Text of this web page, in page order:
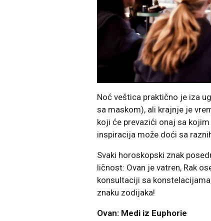
Noć veštica praktično je iza
sa maskom), ali krajnje je
koji će prevazići onaj sa
inspiracija može doći sa
Svaki horoskopski znak
ličnost: Ovan je vatren, Rak
konsultaciji sa
znaku zodijaka!
Ovan: Medi iz Euphorie